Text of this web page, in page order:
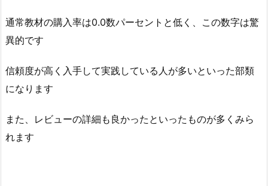
通常教材の購入率は0.0数パーセントと低く、この数字は驚
異的です
信頼度が高く入手して実践している人が多いといった部類
になります
また、レビューの詳細も良かったといったものが多くみら
れます